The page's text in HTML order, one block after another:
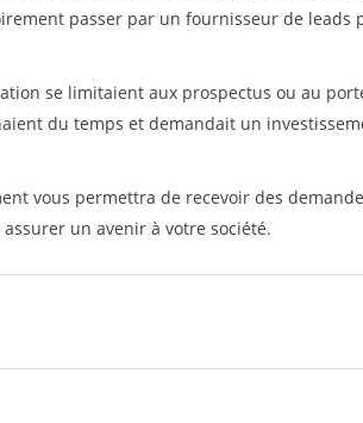
passer par un fournisseur de leads
se limitaient aux prospectus ou au
du temps et demandait un
vous permettra de recevoir des
un avenir à votre société.